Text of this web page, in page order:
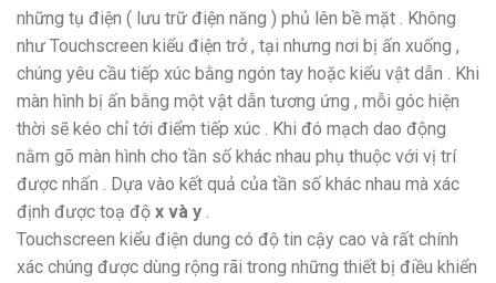
những tụ điện ( lưu trữ điện năng ) phủ lên bề mặt . Không
như Touchscreen kiểu điện trở , tại nhưng nơi bị ấn xuống ,
chúng yêu cầu tiếp xúc bằng ngón tay hoặc kiểu vật dẫn . Khi
màn hình bị ấn bằng một vật dẫn tương ứng , mỗi góc hiện
thời sẽ kéo chỉ tới điểm tiếp xúc . Khi đó mạch dao động
nằm gõ màn hình cho tần số khác nhau phụ thuộc với vị trí
được nhấn . Dựa vào kết quả của tần số khác nhau mà xác
định được toạ độ x và y .
Touchscreen kiểu điện dung có độ tin cậy cao và rất chính
xác chúng được dùng rộng rãi trong những thiết bị điều khiển